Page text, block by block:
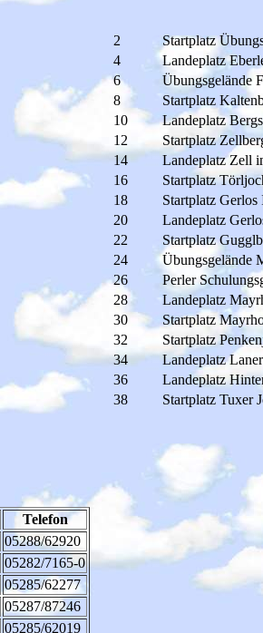
2
Startplatz
4
Landeplatz
6
Übungsgelände
8
Startplatz
10
Landeplatz
12
Startplatz
14
Landeplatz Zell
16
Startplatz
18
Startplatz
20
Landeplatz
22
Startplatz
24
Übungsgelände
26
Perler
28
Landeplatz
30
Startplatz
32
Startplatz
34
Landeplatz
36
Landeplatz
38
Startplatz Tuxer
Telefon
05288/62920
05282/7165-0
05285/62277
05287/87246
05285/62019